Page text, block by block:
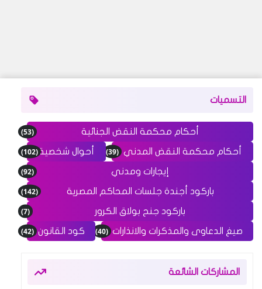
التسميات
أحكام محكمة النقض الجنائية (53)
أحكام محكمة النقض المدني (39) أحوال شخصية(102)
إيجارات ومدني (92)
باركود أجندة جلسات المحاكم المصرية (142)
باركود جنح بولاق الكرور (7)
صيغ الدعاوى والمذكرات والانذارات (40) كود القانون (42)
المشاركات الشائعة